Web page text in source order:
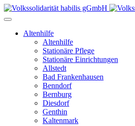
Altenhilfe
Altenhilfe
Stationäre Pflege
Stationäre Einrichtungen
Allstedt
Bad Frankenhausen
Benndorf
Bernburg
Diesdorf
Genthin
Kaltenmark